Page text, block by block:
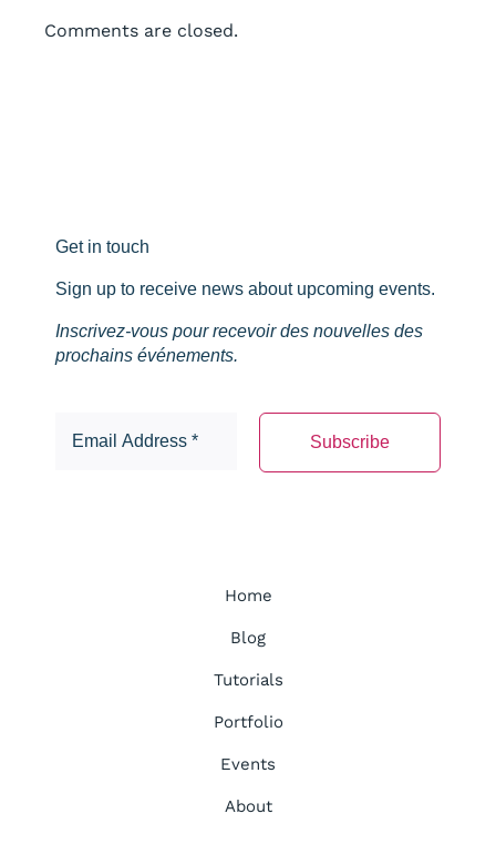
Comments are closed.
Get in touch
Sign up to receive news about upcoming events.
Inscrivez-vous pour recevoir des nouvelles des
prochains événements.
Home
Blog
Tutorials
Portfolio
Events
About